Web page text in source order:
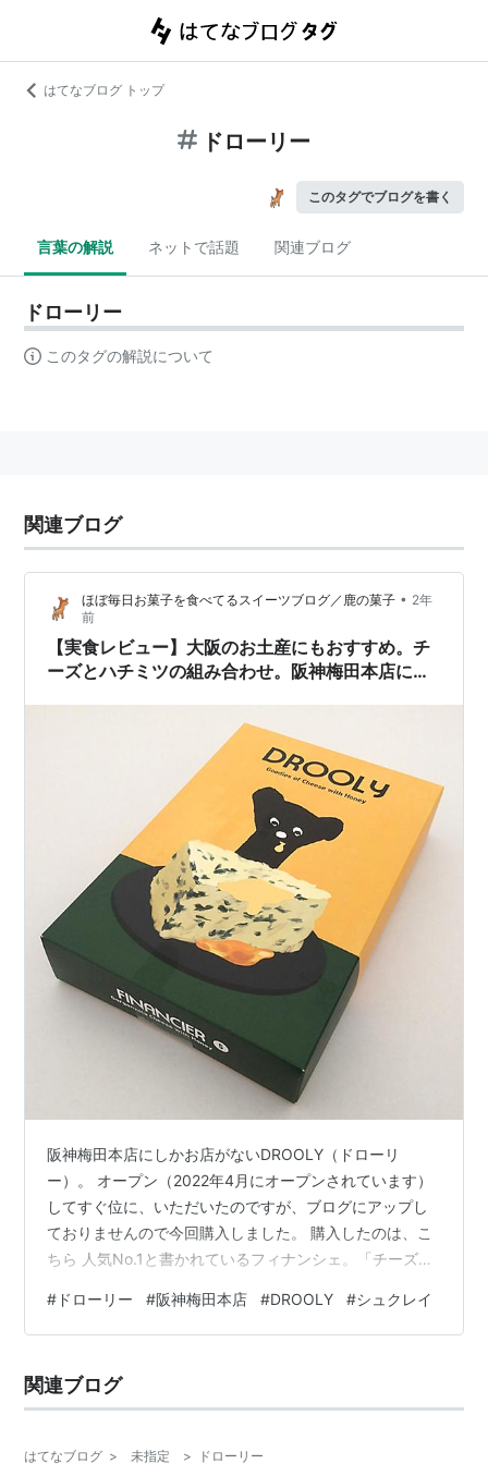
はてなブログ トップ
ドローリー
このタグでブログを書く
言葉の解説 ネットで話題 関連ブログ
ドローリー
このタグの解説について
関連ブログ
ほぼ毎日お菓子を食べてるスイーツブログ／鹿の菓子 • 2年
前
【実食レビュー】大阪のお土産にもおすすめ。チ
ーズとハチミツの組み合わせ。阪神梅田本店にし
一番人気のフィナンシェ ～ ゴルゴンゾーラ
with ハニー ～ の日持ちや値段、口コミなども紹
阪神梅田本店にしかお店がないDROOLY（ドローリ
ー）。 オープン（2022年4月にオープンされています）
してすぐ位に、いただいたのですが、ブログにアップし
ておりませんので今回購入しました。 購入したのは、こ
ちら 人気No.1と書かれているフィナンシェ。「チーズを
と、店員さんにすすめられるがまま購入しました。 ブラ
ンドストーリ― 製造しているのは フィナンシェ ～ ゴル
限・カロリー・サイズ 手提げ袋 開けていきます 割って
みます あたためてみます 通販 Xなどの口コミ ドローリー
# ドローリー #阪神梅田本店 #DROOLY #シュクレイ
関連ブログ
はてなブログ > 未指定 > ドローリー